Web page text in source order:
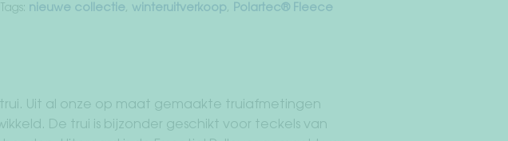
Tags: nieuwe collectie, winteruitverkoop, Polartec® Fleece
Uit al onze op maat gemaakte truiafmetingen
De trui is bijzonder geschikt voor teckels van